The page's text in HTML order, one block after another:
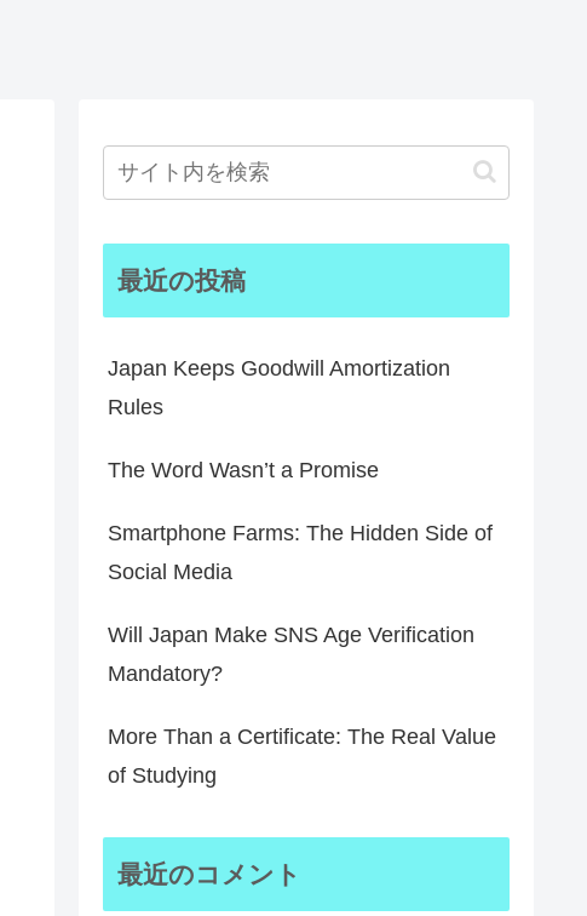
最近の投稿
Japan Keeps Goodwill Amortization
Rules
The Word Wasn’t a Promise
Smartphone Farms: The Hidden Side of
Social Media
Will Japan Make SNS Age Verification
Mandatory?
More Than a Certificate: The Real Value
of Studying
最近のコメント